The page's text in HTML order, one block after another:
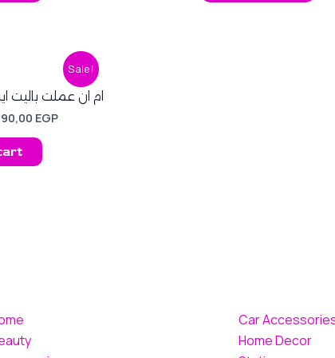
Sale!
ام ان عملت باليت
EGP.
EGP
Current
price
is:
290,00 EGP.
Car
Home Decor